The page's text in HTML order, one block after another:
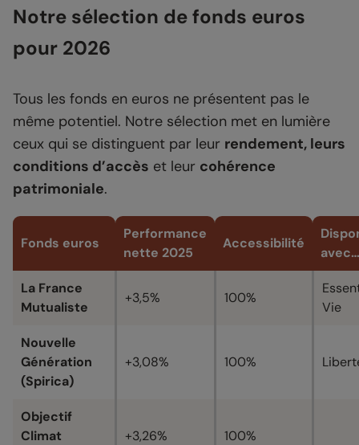
Notre sélection de fonds euros
pour 2026
Tous les fonds en euros ne présentent pas le
même potentiel. Notre sélection met en lumière
ceux qui se distinguent par leur rendement, leurs
conditions d’accès et leur cohérence
patrimoniale.
Fonds euros
Performance
nette 2025
Accessibilité
avec…
La France
Mutualiste
+3,5% 100%
Vie
Nouvelle
Génération
(Spirica)
+3,08% 100%
Objectif
Climat
+3,26% 100%